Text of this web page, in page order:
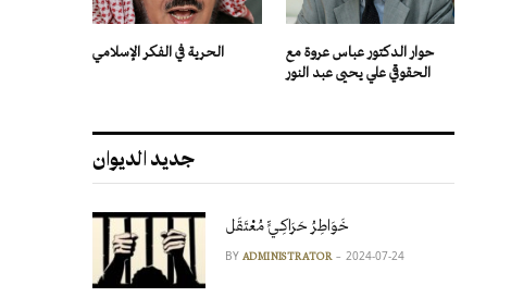
الحرية في الفكر الإسلامي
حوار الدكتور عباس عروة مع
الحقوقي علي يحيى عبد النور
جديد الديوان
خَوَاطِرُ حَرَاكِـيٍّ مُعْتَقَل
BY ADMINISTRATOR 2024-07-24